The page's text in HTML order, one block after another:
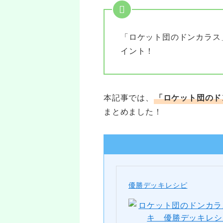
「ロケット団のドンカラ
イント！
本記事では、 「ロケット団の
まとめました！
優勝デッキレシピ